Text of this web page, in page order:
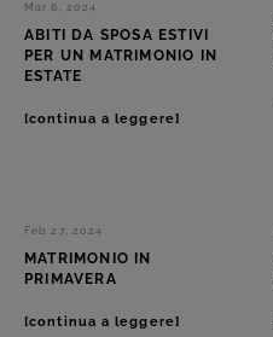
Mar 6, 2024
ABITI DA SPOSA ESTIVI
PER UN MATRIMONIO IN
ESTATE
[continua a leggere]
Feb 27, 2024
MATRIMONIO IN
PRIMAVERA
[continua a leggere]